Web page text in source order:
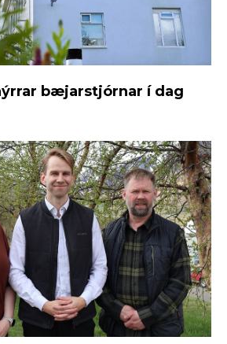
bæjarstjórnar í dag